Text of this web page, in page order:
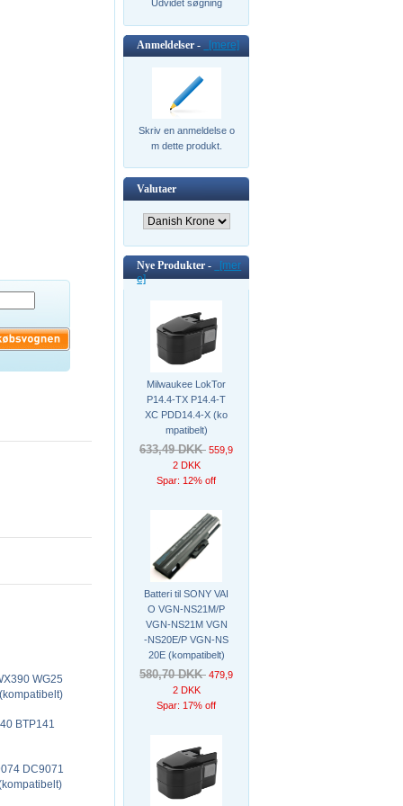
WG25
BTP141
DC9071
Udvidet søgning
Anmeldelser - [mere]
Skriv en anmeldelse o
m dette produkt.
Valutaer
Nye Produkter -
[mer
e]
Milwaukee LokTor
P14.4-TX P14.4-T
XC PDD14.4-X (ko
mpatibelt)
633,49 DKK 559,9
2 DKK
Spar: 12% off
Batteri til SONY VAI
O VGN-NS21M/P
VGN-NS21M VGN
-NS20E/P VGN-NS
20E (kompatibelt)
580,70 DKK 479,9
2 DKK
Spar: 17% off